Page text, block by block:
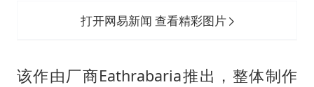
打开网易新闻 查看精彩图片
该作由厂商Eathrabaria推出，整体制作